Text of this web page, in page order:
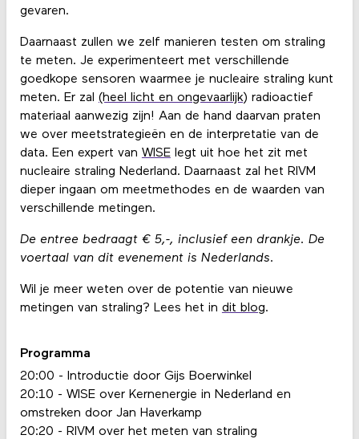
gevaren.
Daarnaast zullen we zelf manieren testen om straling
te meten. Je experimenteert met verschillende
goedkope sensoren waarmee je nucleaire straling kunt
meten. Er zal (heel licht en ongevaarlijk) radioactief
materiaal aanwezig zijn! Aan de hand daarvan praten
we over meetstrategieën en de interpretatie van de
data. Een expert van WISElegt uit hoe het zit met
nucleaire straling Nederland. Daarnaast zal het RIVM
dieper ingaan om meetmethodes en de waarden van
verschillende metingen.
De entree bedraagt € 5,-, inclusief een drankje. De
voertaal van dit evenement is Nederlands.
Wil je meer weten over de potentie van nieuwe
metingen van straling? Lees het in dit blog.
Programma
20:00 - Introductie door Gijs Boerwinkel
20:10 - WISE over Kernenergie in Nederland en
omstreken door Jan Haverkamp
20:20 - RIVM over het meten van straling